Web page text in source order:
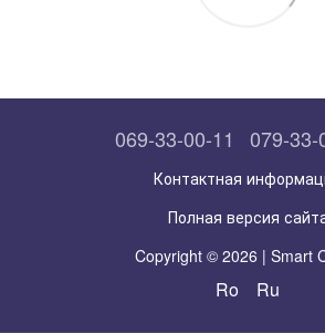
069-33-00-11 079-33-
Контактная
Полная версия
Copyright © 2026 | Smart
Ro Ru